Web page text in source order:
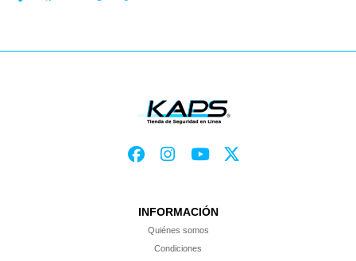
INFORMACIÓN
Quiénes somos
Condiciones